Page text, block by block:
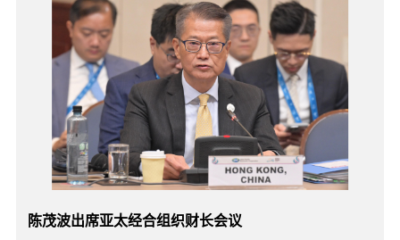
陈茂波出席亚太经合组织财长会议